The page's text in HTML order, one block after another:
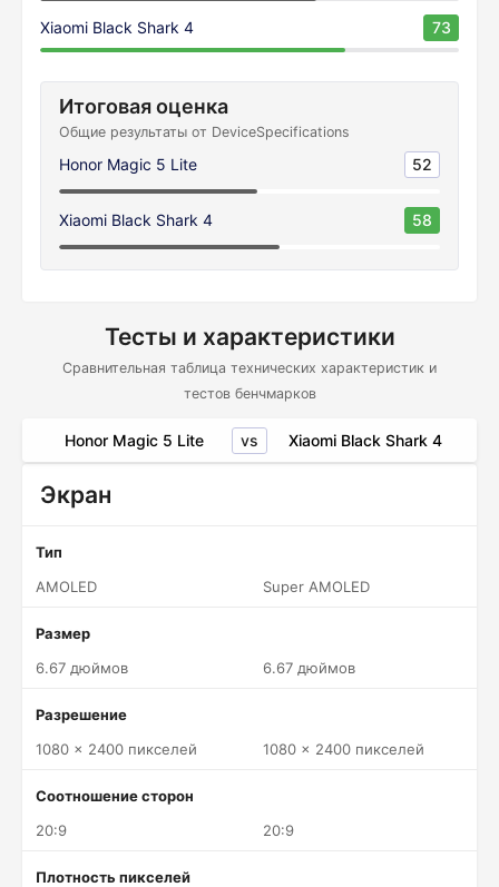
Xiaomi Black Shark 4 73
Итоговая оценка
Общие результаты от DeviceSpecifications
Honor Magic 5 Lite 52
Xiaomi Black Shark 4 58
Тесты и характеристики
Сравнительная таблица технических характеристик и
тестов бенчмарков
Honor Magic 5 Lite vs Xiaomi Black Shark 4
Экран
Тип
AMOLED
Super AMOLED
Размер
6.67 дюймов
6.67 дюймов
Разрешение
1080 x 2400 пикселей
1080 x 2400 пикселей
Соотношение сторон
20:9
20:9
Плотность пикселей